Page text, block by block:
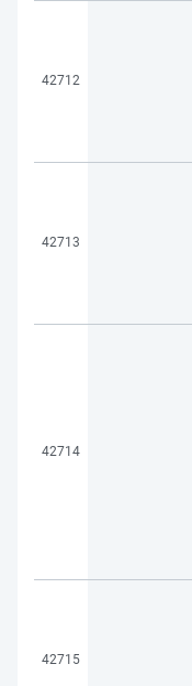
42712
42713
42714
42715